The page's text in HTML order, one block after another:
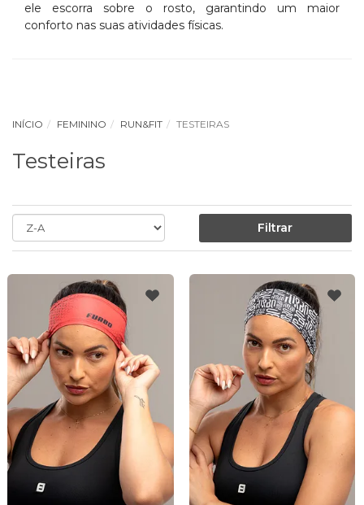
ele escorra sobre o rosto, garantindo um maior
conforto nas suas atividades físicas.
INÍCIO FEMININO RUN&FIT TESTEIRAS
Testeiras
Filtrar